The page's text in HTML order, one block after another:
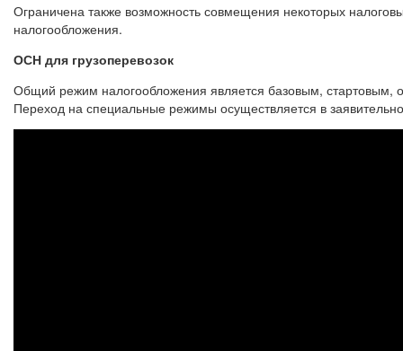
Ограничена также возможность совмещения некоторых
налогообложения.
ОСН для грузоперевозок
Общий режим налогообложения является базовым, стартовым,
Переход на специальные режимы осуществляется в